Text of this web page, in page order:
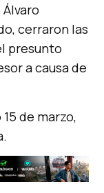
cerraron las
presunto
a causa de
de marzo,